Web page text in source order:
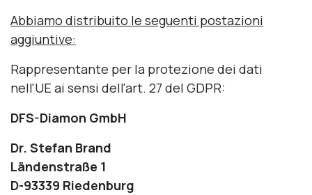
Abbiamo distribuito le seguenti postazioni
aggiuntive:
Rappresentante per la protezione dei dati
nell'UE ai sensi dell'art. 27 del GDPR:
DFS-Diamon GmbH
Dr. Stefan Brand
Ländenstraße 1
D-93339 Riedenburg